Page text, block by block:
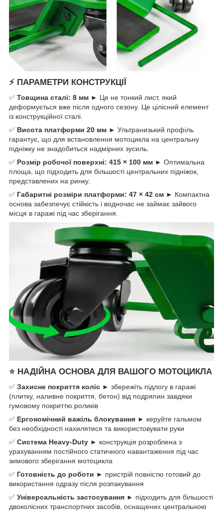
⚡ ПАРАМЕТРИ КОНСТРУКЦІЇ
✅ Товщина сталі: 8 мм ► Це не тонкий лист, який
деформується вже після одного сезону. Це цілісний елемент
із конструкційної сталі.
✅ Висота платформи 20 мм ► Ультранизький профіль
гарантує, що для встановлення мотоцикла на центральну
підніжку не знадобиться надмірних зусиль.
✅ Розмір робочої поверхні: 415 × 100 мм ► Оптимальна
площа, що підходить для більшості центральних підніжок,
представлених на ринку.
✅ Габаритні розміри платформи: 47 × 42 см ► Компактна
основа забезпечує стійкість і водночас не займає зайвого
місця в гаражі під час зберігання.
⭐ НАДІЙНА ОСНОВА ДЛЯ ВАШОГО МОТОЦИКЛА
✅ Захисне покриття коліс ► збережіть підлогу в гаражі
(плитку, наливне покриття, бетон) від подряпин завдяки
гумовому покриттю роликів
✅ Ергономічний важіль блокування ► керуйте гальмом
без необхідності нахилятися та використовувати руки
✅ Система Heavy-Duty ► конструкція розроблена з
урахуванням постійного статичного навантаження під час
зимового зберігання мотоцикла
✅ Готовність до роботи ► пристрій повністю готовий до
використання одразу після розпакування
✅ Універсальність застосування ► підходить для більшості
двоколісних транспортних засобів, оснащених центральною